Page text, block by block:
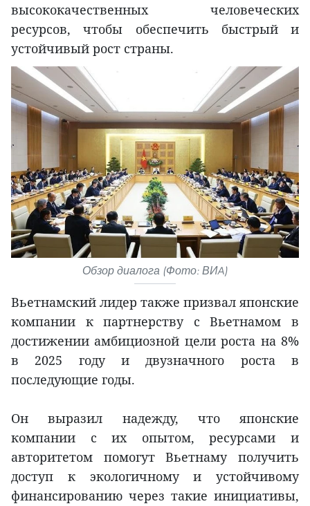
высококачественных человеческих
ресурсов, чтобы обеспечить быстрый и
устойчивый рост страны.
Обзор диалога (Фото: ВИA)
Вьетнамский лидер также призвал японские
компании к партнерству с Вьетнамом в
достижении амбициозной цели роста на 8%
в 2025 году и двузначного роста в
последующие годы.
Он выразил надежду, что японские
компании с их опытом, ресурсами и
авторитетом помогут Вьетнаму получить
доступ к экологичному и устойчивому
финансированию через такие инициативы,